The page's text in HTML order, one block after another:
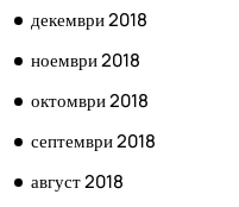
декември 2018
ноември 2018
октомври 2018
септември 2018
август 2018